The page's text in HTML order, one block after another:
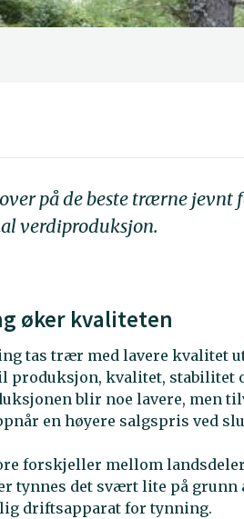
på de beste trærne jevnt
verdiproduksjon.
øker kvaliteten
tas trær med lavere kvalitet
produksjon, kvalitet, stabilitet
blir noe lavere, men
en høyere salgspris ved
forskjeller mellom
tynnes det svært lite på
driftsapparat for tynning.